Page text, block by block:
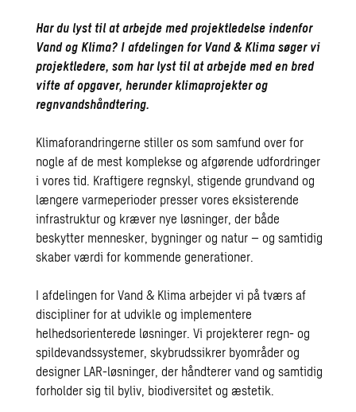
Har du lyst til at arbejde med projektledelse indenfor
Vand og Klima? I afdelingen for Vand & Klima søger vi
projektledere, som har lyst til at arbejde med en bred
vifte af opgaver, herunder klimaprojekter og
regnvandshåndtering.
Klimaforandringerne stiller os som samfund over for
nogle af de mest komplekse og afgørende udfordringer
i vores tid. Kraftigere regnskyl, stigende grundvand og
længere varmeperioder presser vores eksisterende
infrastruktur og kræver nye løsninger, der både
beskytter mennesker, bygninger og natur – og samtidig
skaber værdi for kommende generationer.
I afdelingen for Vand & Klima arbejder vi på tværs af
discipliner for at udvikle og implementere
helhedsorienterede løsninger. Vi projekterer regn- og
spildevandssystemer, skybrudssikrer byområder og
designer LAR-løsninger, der håndterer vand og samtidig
forholder sig til byliv, biodiversitet og æstetik.